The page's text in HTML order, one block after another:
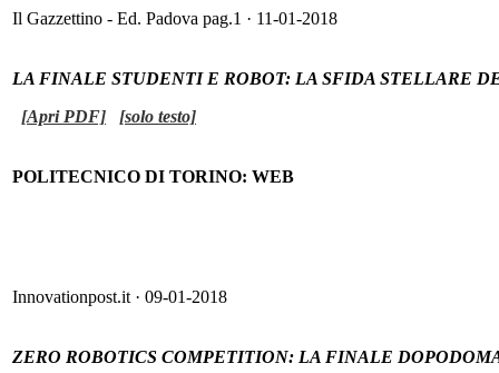
Il Gazzettino - Ed. Padova pag.1 · 11-01-2018
LA FINALE STUDENTI E ROBOT: LA SFIDA STELLARE
[Apri PDF]
[solo testo]
POLITECNICO DI TORINO: WEB
Innovationpost.it · 09-01-2018
ZERO ROBOTICS COMPETITION: LA FINALE